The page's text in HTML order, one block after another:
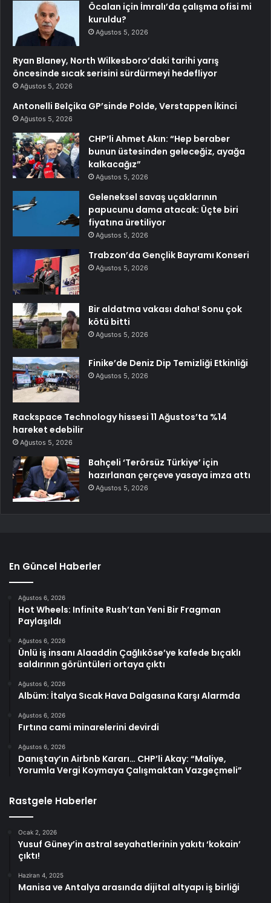
Öcalan için İmralı’da çalışma ofisi mi
kuruldu?
Ağustos 5, 2026
Ryan Blaney, North Wilkesboro’daki tarihi yarış
öncesinde sıcak serisini sürdürmeyi hedefliyor
Ağustos 5, 2026
Antonelli Belçika GP’sinde Polde, Verstappen İkinci
Ağustos 5, 2026
CHP’li Ahmet Akın: “Hep beraber
bunun üstesinden geleceğiz, ayağa
kalkacağız”
Ağustos 5, 2026
Geleneksel savaş uçaklarının
papucunu dama atacak: Üçte biri
fiyatına üretiliyor
Ağustos 5, 2026
Trabzon’da Gençlik Bayramı Konseri
Ağustos 5, 2026
Bir aldatma vakası daha! Sonu çok
kötü bitti
Ağustos 5, 2026
Finike’de Deniz Dip Temizliği Etkinliği
Ağustos 5, 2026
Rackspace Technology hissesi 11 Ağustos’ta %14
hareket edebilir
Ağustos 5, 2026
Bahçeli ‘Terörsüz Türkiye’ için
hazırlanan çerçeve yasaya imza attı
Ağustos 5, 2026
En Güncel Haberler
Ağustos 6, 2026
Hot Wheels: Infinite Rush’tan Yeni Bir Fragman
Paylaşıldı
Ağustos 6, 2026
Ünlü iş insanı Alaaddin Çağlıköse’ye kafede bıçaklı
saldırının görüntüleri ortaya çıktı
Ağustos 6, 2026
Albüm: İtalya Sıcak Hava Dalgasına Karşı Alarmda
Ağustos 6, 2026
Fırtına cami minarelerini devirdi
Ağustos 6, 2026
Danıştay’ın Airbnb Kararı… CHP’li Akay: “Maliye,
Yorumla Vergi Koymaya Çalışmaktan Vazgeçmeli”
Rastgele Haberler
Ocak 2, 2026
Yusuf Güney’in astral seyahatlerinin yakıtı ‘kokain’
çıktı!
Haziran 4, 2025
Manisa ve Antalya arasında dijital altyapı iş birliği